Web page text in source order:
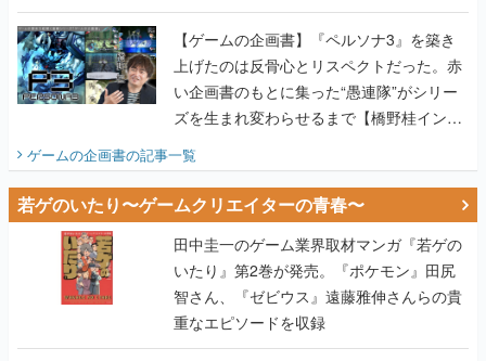
画書】
【ゲームの企画書】『ペルソナ3』を築き
上げたのは反骨心とリスペクトだった。赤
い企画書のもとに集った“愚連隊”がシリー
ズを生まれ変わらせるまで【橋野桂インタ
ビュー】
ゲームの企画書の記事一覧
若ゲのいたり〜ゲームクリエイターの青春〜
田中圭一のゲーム業界取材マンガ『若ゲの
いたり』第2巻が発売。『ポケモン』田尻
智さん、『ゼビウス』遠藤雅伸さんらの貴
重なエピソードを収録